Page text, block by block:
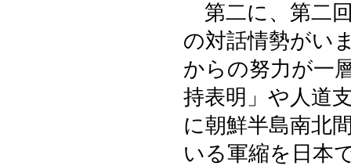
第二に、第二
の対話情勢がい
からの努力が一
持表明」や人道
に朝鮮半島南北
いる軍縮を日本